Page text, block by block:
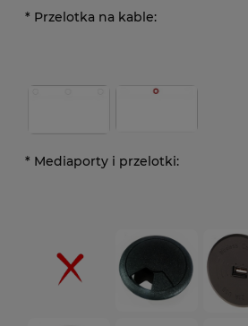
* Przelotka na kable:
* Mediaporty i przelotki: